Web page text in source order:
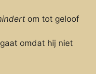
om tot geloof
omdat hij niet